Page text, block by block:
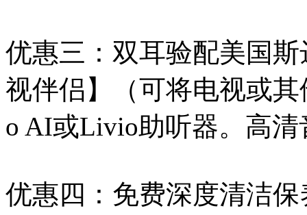
优惠三：双耳验配美国
视伴侣】（可将电视或
o AI或Livio助听器。高清
优惠四：免费深度清洁